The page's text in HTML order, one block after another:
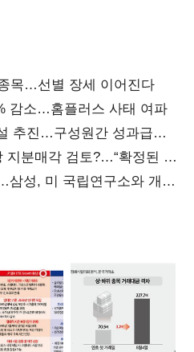
목…선별 장세 이어진다
감소…홈플러스 사태 여파
추진…구성원간 성과급
지분매각 검토?…“확정된 바
성, 미 국립연구소와 개발